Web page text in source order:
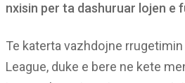
nxisin per ta dashuruar lojen e
Te katerta vazhdojne
League, duke e bere ne kete